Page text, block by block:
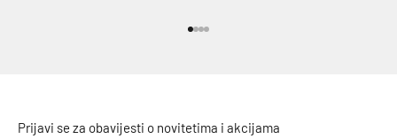
Prijavi se za obavijesti o novitetima i akcijama